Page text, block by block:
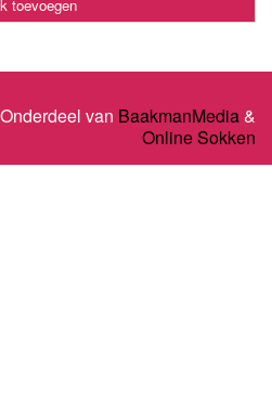
toevoegen
van BaakmanMedia&
Online Sokken